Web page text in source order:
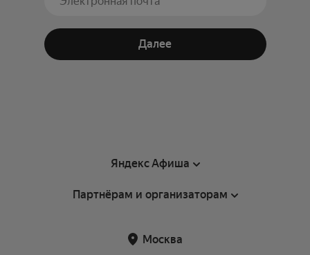
Далее
Яндекс Афиша
Справка
Подарочные сертификаты
Партнёрам и организаторам
Москва